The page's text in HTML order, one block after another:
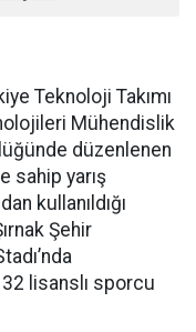
Teknoloji Takımı
Mühendislik
düzenlenen
sahip yarış
kullanıldığı
Şehir
lisanslı sporcu